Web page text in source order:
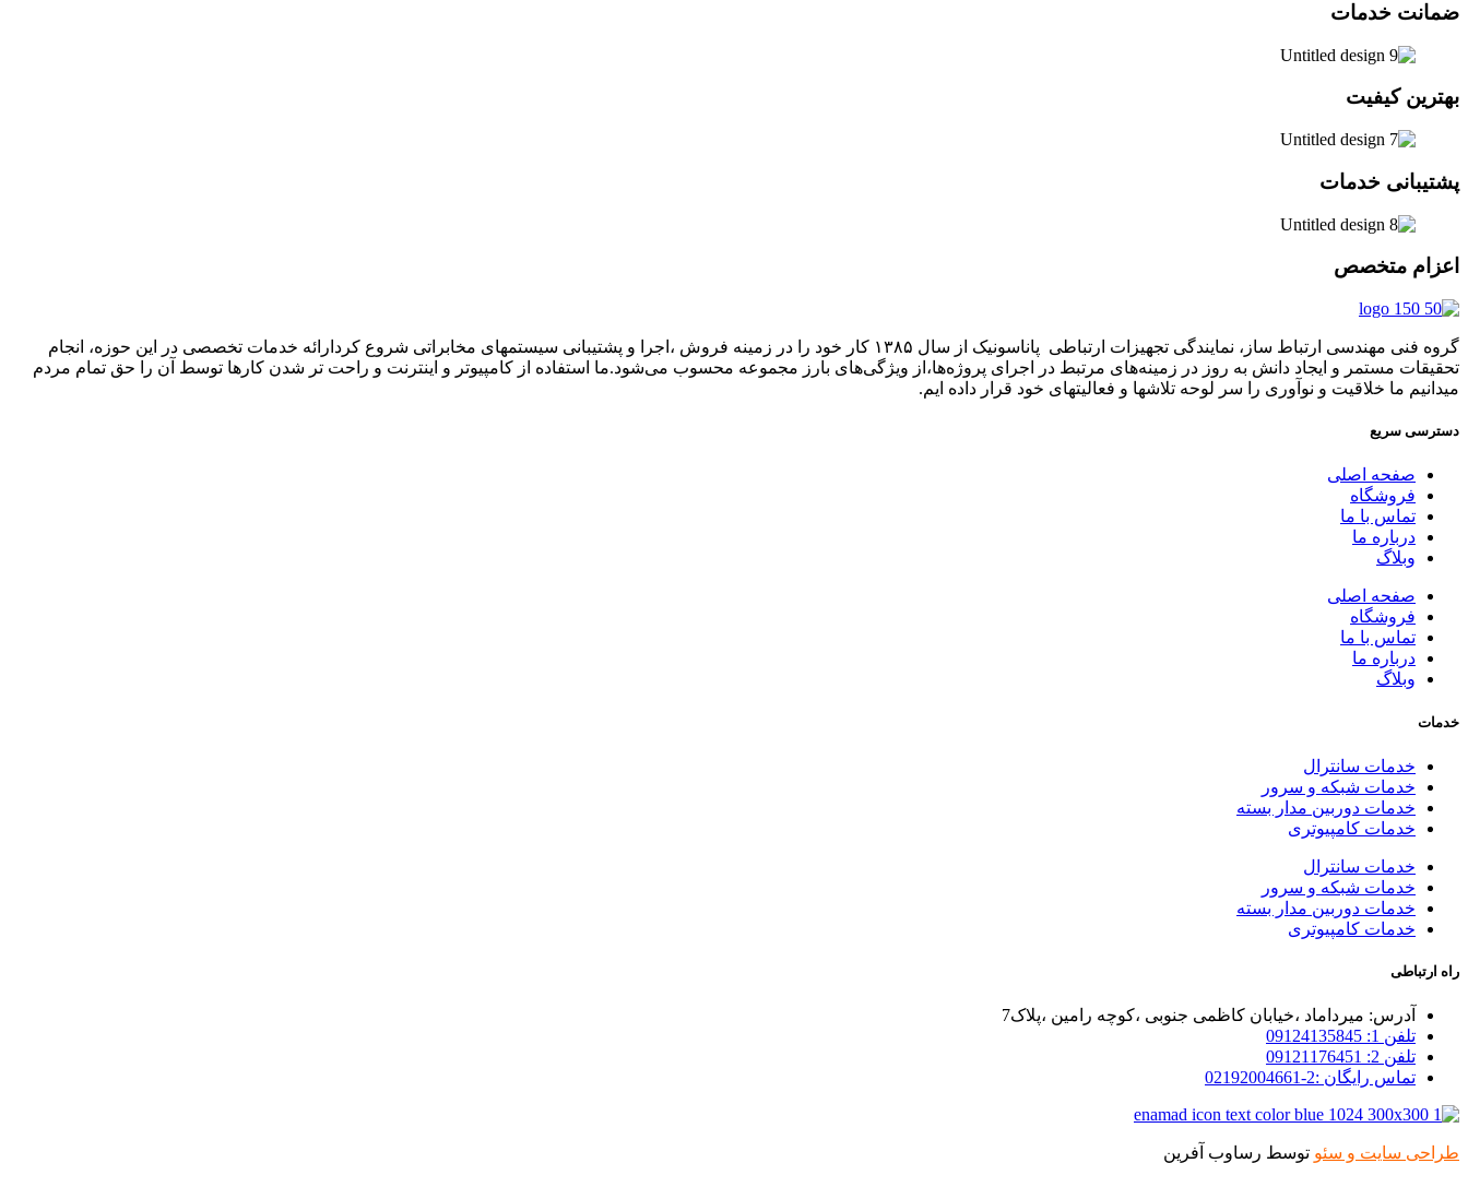
ضمانت خدمات
بهترین کیفیت
پشتیبانی خدمات
اعزام متخصص
گروه فنی مهندسی ارتباط ساز، نمایندگی تجهیزات ارتباطی پاناسونیک از سال ۱۳۸۵ کار خود را در زمینه فروش ،اجرا و پشتیبانی سیستمهای مخابراتی شروع کردارائه خدمات تخصصی در این حوزه، انجام
تحقیقات مستمر و ایجاد دانش به‌ روز در زمینه‌های مرتبط در اجرای پروژه‌ها،از ویژگی‌های بارز مجموعه محسوب می‌شود.ما استفاده از کامپیوتر و اینترنت و راحت تر شدن کارها توسط آن را حق تمام مردم
میدانیم ما خلاقیت و نوآوری را سر لوحه تلاشها و فعالیتهای خود قرار داده ایم.
دسترسی سریع
صفحه اصلی
فروشگاه
تماس با ما
درباره ما
وبلاگ
صفحه اصلی
فروشگاه
تماس با ما
درباره ما
وبلاگ
خدمات
خدمات سانترال
خدمات شبکه و سرور
خدمات دوربین مدار بسته
خدمات کامپیوتری
خدمات سانترال
خدمات شبکه و سرور
خدمات دوربین مدار بسته
خدمات کامپیوتری
راه ارتباطی
آدرس: میرداماد ،خیابان کاظمی جنوبی ،کوچه رامین ،پلاک7
تلفن 1: 09124135845
تلفن 2: 09121176451
تماس رایگان :2-02192004661
طراحی سایت و سئو توسط رساوب آفرین